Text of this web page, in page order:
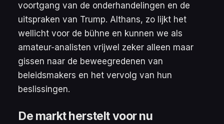
voortgang van de onderhandelingen en de
uitspraken van Trump. Althans, zo lijkt het
wellicht voor de bühne en kunnen we als
amateur-analisten vrijwel zeker alleen maar
gissen naar de beweegredenen van
beleidsmakers en het vervolg van hun
beslissingen.
De markt herstelt voor nu